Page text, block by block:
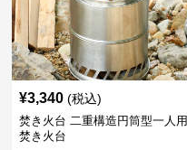
¥3,340 (税込)
焚き火台 二重構造円筒型一人用
焚き火台